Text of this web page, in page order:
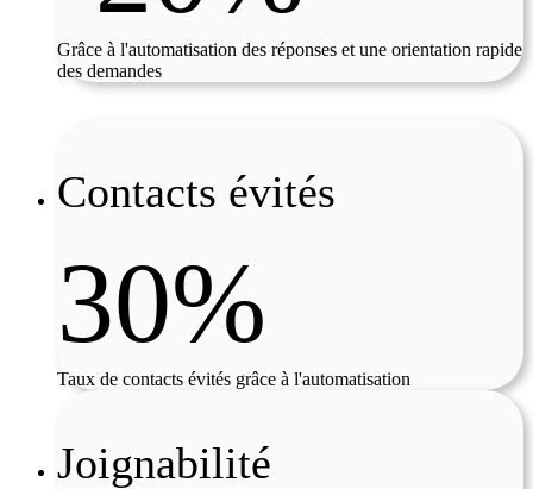
Grâce à l'automatisation des réponses et une orientation rapide
des demandes
Contacts évités
30%
Taux de contacts évités grâce à l'automatisation
Joignabilité